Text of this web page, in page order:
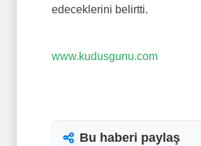
edeceklerini belirtti.
www.kudusgunu.com
Bu haberi paylaş